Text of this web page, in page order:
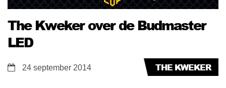
The Kweker over de Budmaster
LED
THE KWEKER
24 september 2014